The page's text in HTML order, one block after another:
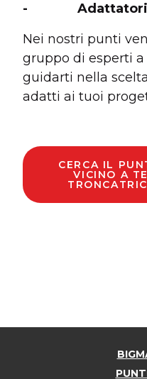
- Adattatori
Nei nostri punti
gruppo di esperti
guidarti nella
adatti ai tuoi
CERCA IL
VICINO A